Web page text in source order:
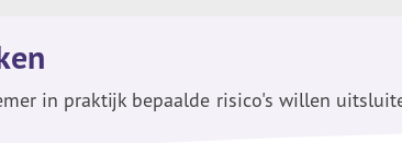
in praktijk bepaalde risico's willen